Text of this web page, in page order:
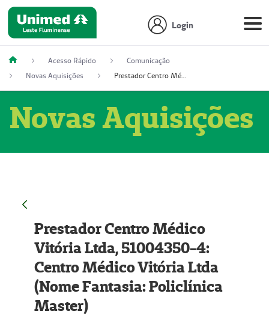
Login
Acesso Rápido
Comunicação
Novas Aquisições
Prestador Centro Médico Vitória Ltda, 51004350-4: Centro Médico Vitória Ltda (Nome Fantasia: Policlínica Master)
Novas Aquisições
Prestador Centro Médico
Vitória Ltda, 51004350-4:
Centro Médico Vitória Ltda
(Nome Fantasia: Policlínica
Master)